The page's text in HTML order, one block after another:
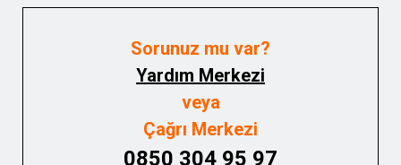
Sorunuz mu var?
Yardım Merkezi
veya
Çağrı Merkezi
0850 304 95 97